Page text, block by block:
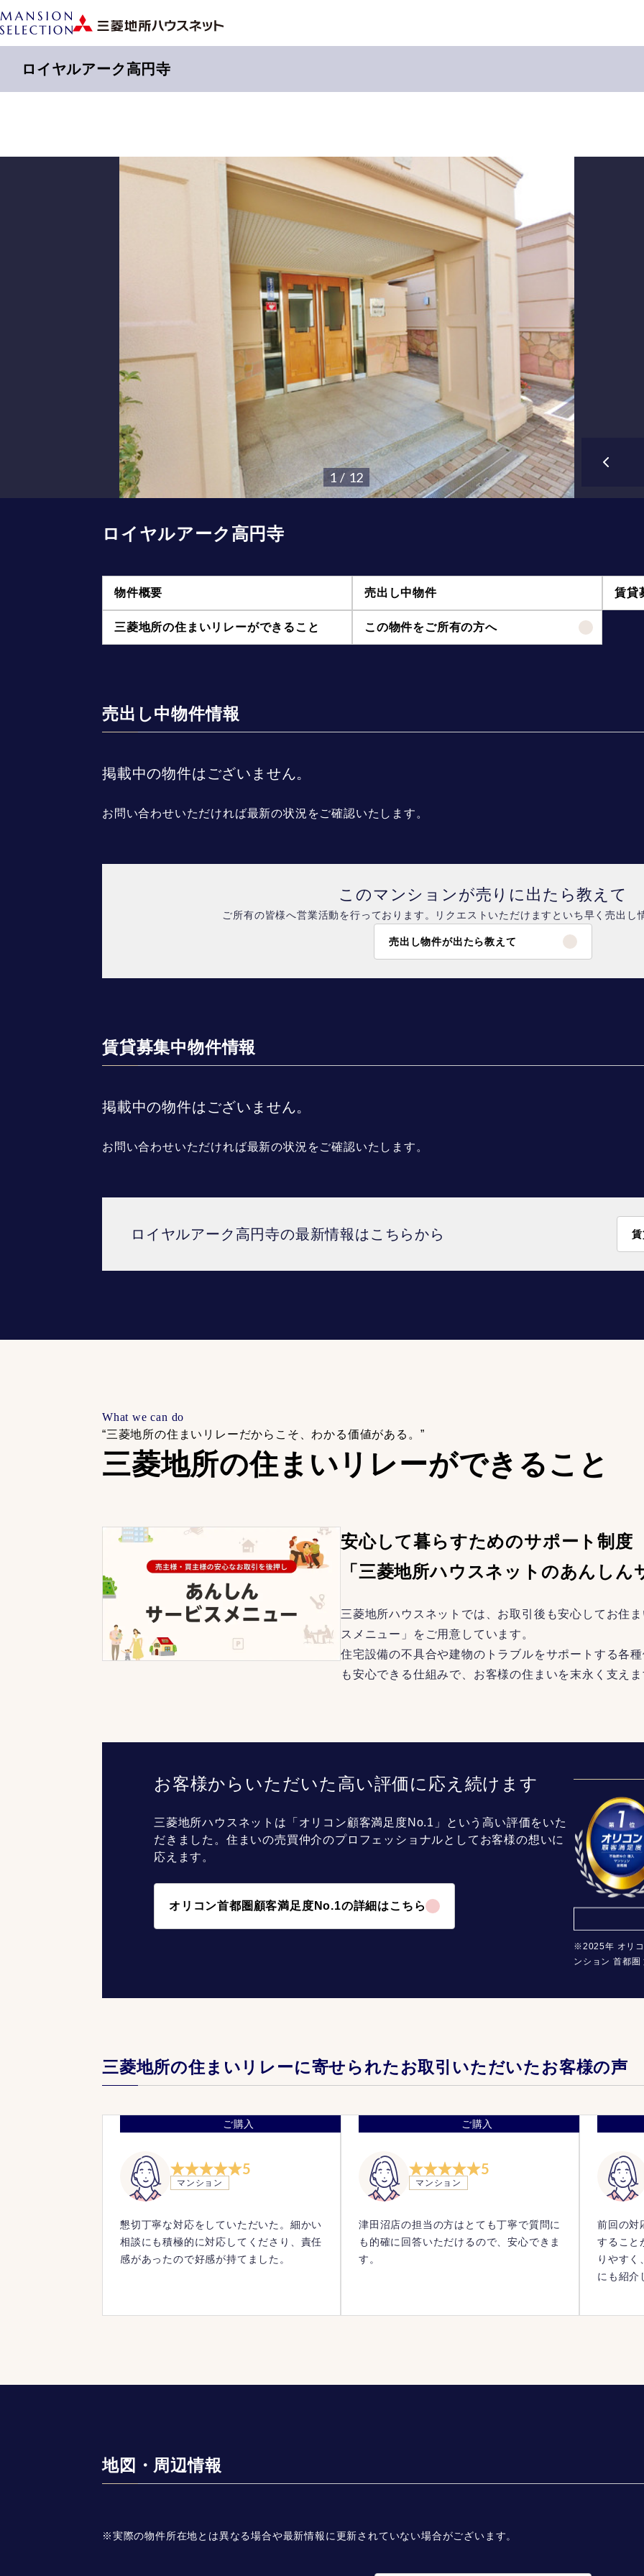
ロイヤルアーク高円寺
1 / 12
ロイヤルアーク高円寺
物件概要 売出し中物件 賃貸
三菱地所の住まいリレーができること この物件をご所有の方へ
売出し中物件情報
掲載中の物件はございません。
お問い合わせいただければ最新の状況をご確認いたします。
このマンションが売りに出たら教えて
ご所有の皆様へ営業活動を行っております。リクエストいただけますといち早く売出し
売出し物件が出たら教えて
賃貸募集中物件情報
掲載中の物件はございません。
お問い合わせいただければ最新の状況をご確認いたします。
ロイヤルアーク高円寺の最新情報はこちらから
What we can do
“三菱地所の住まいリレーだからこそ、 わかる価値がある。”
三菱地所の住まいリレーができること
安心して暮らすためのサポート制度
「三菱地所ハウスネットのあんしん
三菱地所ハウスネットでは、お取引後も安心してお住
スメニュー」をご用意しています。
住宅設備の不具合や建物のトラブルをサポートする各
も安心できる仕組みで、お客様の住まいを末永く支えま
お客様からいただいた高い評価に応え続けます
三菱地所ハウスネットは「オリコン顧客満足度No.1」という高い評価をいた
だきました。住まいの売買仲介のプロフェッショナルとしてお客様の想いに
応えます。
オリコン首都圏顧客満足度No.1の詳細はこちら
※2025年 オリ
ンション 首都圏
三菱地所の住まいリレーに寄せられたお取引いただいたお客様の声
ご購入
5
マンション
懇切丁寧な対応をしていただいた。細かい
相談にも積極的に対応してくださり、責任
感があったので好感が持てました。
ご購入
5
マンション
津田沼店の担当の方はとても丁寧で質問に
も的確に回答いただけるので、安心できま
す。
前回の対
すること
りやすく
にも紹介
地図・周辺情報
※実際の物件所在地とは異なる場合や最新情報に更新されていない場合がございます。